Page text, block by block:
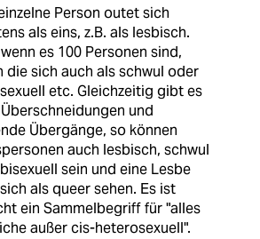
Person outet sich
als eins, z.B. als lesbisch.
es 100 Personen sind,
die sich auch als schwul oder
etc. Gleichzeitig gibt es
und
Übergänge, so können
auch lesbisch, schwul
sein und eine Lesbe
als queer sehen. Es ist
ein Sammelbegriff für "alles
außer cis-heterosexuell".